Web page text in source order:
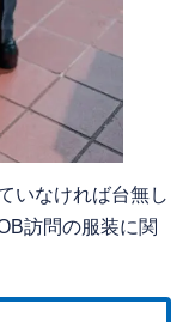
いなければ台無し
訪問の服装に関